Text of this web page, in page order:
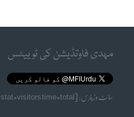
مہدی فاوٗنڈیشن کی ٹوییٹس
سائٹ وزیٹرس: [wpstatistics stat=visitors time=total]